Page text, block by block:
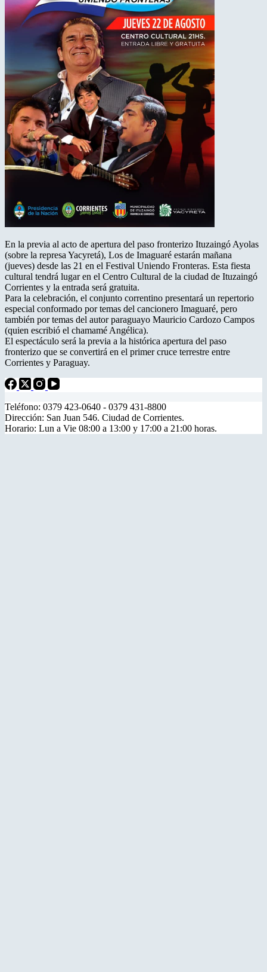
En la previa al acto de apertura del paso fronterizo Ituzaingó Ayolas
(sobre la represa Yacyretá), Los de Imaguaré estarán mañana
(jueves) desde las 21 en el Festival Uniendo Fronteras. Esta fiesta
cultural tendrá lugar en el Centro Cultural de la ciudad de Ituzaingó
Corrientes y la entrada será gratuita.
Para la celebración, el conjunto correntino presentará un repertorio
especial conformado por temas del cancionero Imaguaré, pero
también por temas del autor paraguayo Mauricio Cardozo Campos
(quien escribió el chamamé Angélica).
El espectáculo será la previa a la histórica apertura del paso
fronterizo que se convertirá en el primer cruce terrestre entre
Corrientes y Paraguay.
Teléfono: 0379 423-0640 - 0379 431-8800
Dirección: San Juan 546. Ciudad de Corrientes.
Horario: Lun a Vie 08:00 a 13:00 y 17:00 a 21:00 horas.